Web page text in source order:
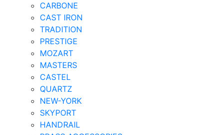
CARBONE
CAST IRON
TRADITION
PRESTIGE
MOZART
MASTERS
CASTEL
QUARTZ
NEW-YORK
SKYPORT
HANDRAIL